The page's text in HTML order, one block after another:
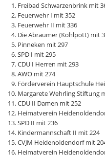
Freibad Schwarzenbrink mit
⁠Feuerwehr I mit 352
⁠Feuerwehr II mit 336
⁠Die Abräumer (Kohlpott) mit
⁠Pinneken mit 297
⁠SPD I mit 295
⁠CDU I Herren mit 293
⁠AWO mit 274
⁠Förderverein Hauptschule
Margarete Wehrling Stiftung
CDU II Damen mit 252
⁠Heimatverein
⁠SPD II mit 236
⁠Kindermannschaft II mit 224
⁠CVJM Heidenoldendorf mit
⁠Heimatverein